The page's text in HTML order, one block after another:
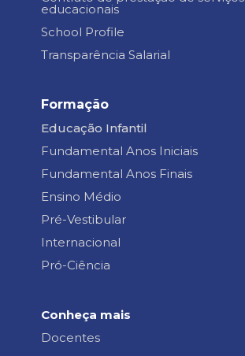
educacionais
School Profile
Transparência Salarial
Formação
Educação Infantil
Fundamental Anos Iniciais
Fundamental Anos Finais
Ensino Médio
Pré-Vestibular
Internacional
Pró-Ciência
Conheça mais
Docentes